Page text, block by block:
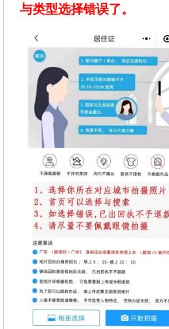
与类型选择错误了。